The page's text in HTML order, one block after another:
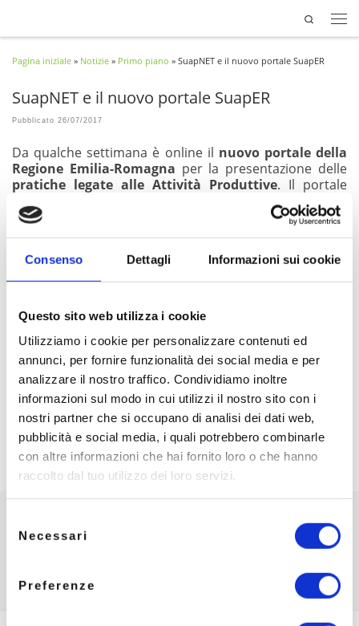
Consenso Dettagli Informazioni sui cookie
Questo sito web utilizza i cookie
Utilizziamo i cookie per personalizzare contenuti ed
annunci, per fornire funzionalità dei social media e per
analizzare il nostro traffico. Condividiamo inoltre
informazioni sul modo in cui utilizzi il nostro sito con i
nostri partner che si occupano di analisi dei dati web,
pubblicità e social media, i quali potrebbero combinarle
con altre informazioni che hai fornito loro o che hanno
raccolto dal tuo utilizzo dei loro servizi.
delNecessari
Preferenze
Search
Pagina iniziale » Notizie » Primo piano » SuapNET e il nuovo portale SuapER
SuapNET e il nuovo portale SuapER
Pubblicato 26/07/2017
Da qualche settimana è online il nuovo portale della
Regione Emilia-Romagna per la presentazione delle
pratiche legate alle Attività Produttive. Il portale
comunica direttamente alla casella di posta elettronica
certificata attraverso l’invio dei moduli compilati online
ConSuapNET è possibileinserire in modo
automatico questi dati nel gestionalee procedere
inserire nuovamente le informazioni. Questo rende
rispondendo alle caratteristiche informatiche di
economicità.
L’integrazione con questo nuovo portale si aggiunge
alle molte altre integrazioni presenti inSuapNET
contattaci permaggiori informazioni.
RITORNA ALLA LISTA DEGLI